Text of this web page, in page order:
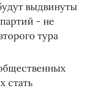
выдвинуты
- не
тура
стать